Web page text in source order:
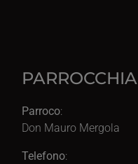
PARROCCHIA
Parroco:
Don Mauro Mergola
Telefono: